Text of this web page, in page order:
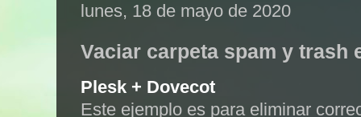
lunes, 18 de mayo de 2020
Vaciar carpeta spam y trash
Plesk + Dovecot
Este ejemplo es para eliminar